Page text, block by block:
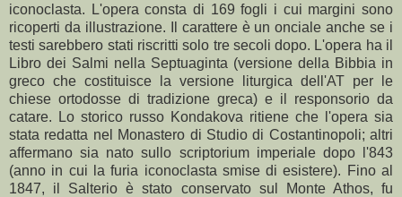
iconoclasta. L'opera consta di 169 fogli i cui margini sono
ricoperti da illustrazione. Il carattere è un onciale anche se i
testi sarebbero stati riscritti solo tre secoli dopo. L'opera ha il
Libro dei Salmi nella Septuaginta (versione della Bibbia in
greco che costituisce la versione liturgica dell'AT per le
chiese ortodosse di tradizione greca) e il responsorio da
catare. Lo storico russo Kondakova ritiene che l'opera sia
stata redatta nel Monastero di Studio di Costantinopoli; altri
affermano sia nato sullo scriptorium imperiale dopo l'843
(anno in cui la furia iconoclasta smise di esistere). Fino al
1847, il Salterio è stato conservato sul Monte Athos, fu